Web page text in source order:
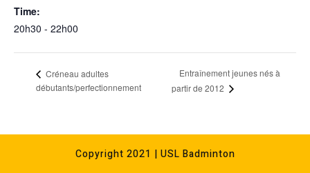
Time:
20h30 - 22h00
Créneau adultes
débutants/perfectionnement
Entraînement jeunes nés à
partir de 2012
Copyright 2021 | USL Badminton